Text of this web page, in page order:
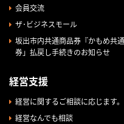
会員交流
ザ･ビジネスモール
坂出市内共通商品券『かもめ共
券」払戻し手続きのお知らせ
経営支援
経営に関するご相談に応じます
経営なんでも相談